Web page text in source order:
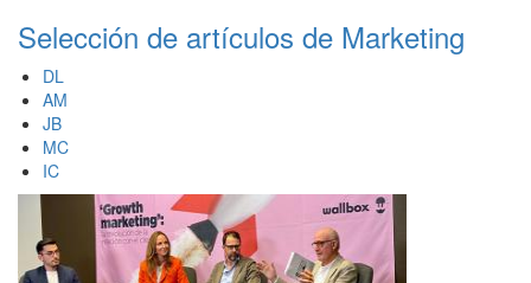
Selección de artículos de Marketing
DL
AM
JB
MC
IC